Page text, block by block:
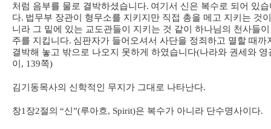
처럼 음부를 물로 결박하셨습니다. 여기서 신은 복수로 되어 있습
다. 법무부 장관이 형무소를 지키지만 직접 총을 메고 지키는 것
니라 그 밑에 있는 교도관들이 지키는 것 같이 하나님의 천사들
주를 지킵니다. 심판자가 들어오셔서 사단을 정죄하고 멸할 때까
결박해 놓고 밖으로 나오지 못하게 하였습니다(나라와 권세와 영
이 , 139쪽)
김기동목사의 신학적인 무지가 그대로 나타난다.
창1 장2절의 “신 ”(루아흐, Spirit)은 복수가 아니라 단수명사이다.